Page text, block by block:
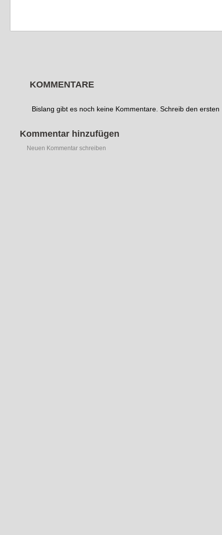
KOMMENTARE
Bislang gibt es noch keine Kommentare. Schreib den ersten
Kommentar hinzufügen
Neuen Kommentar schreiben